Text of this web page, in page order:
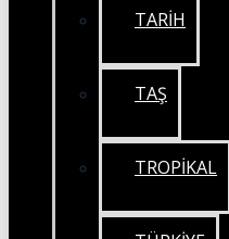
TARİH
TAŞ
TROPİKAL